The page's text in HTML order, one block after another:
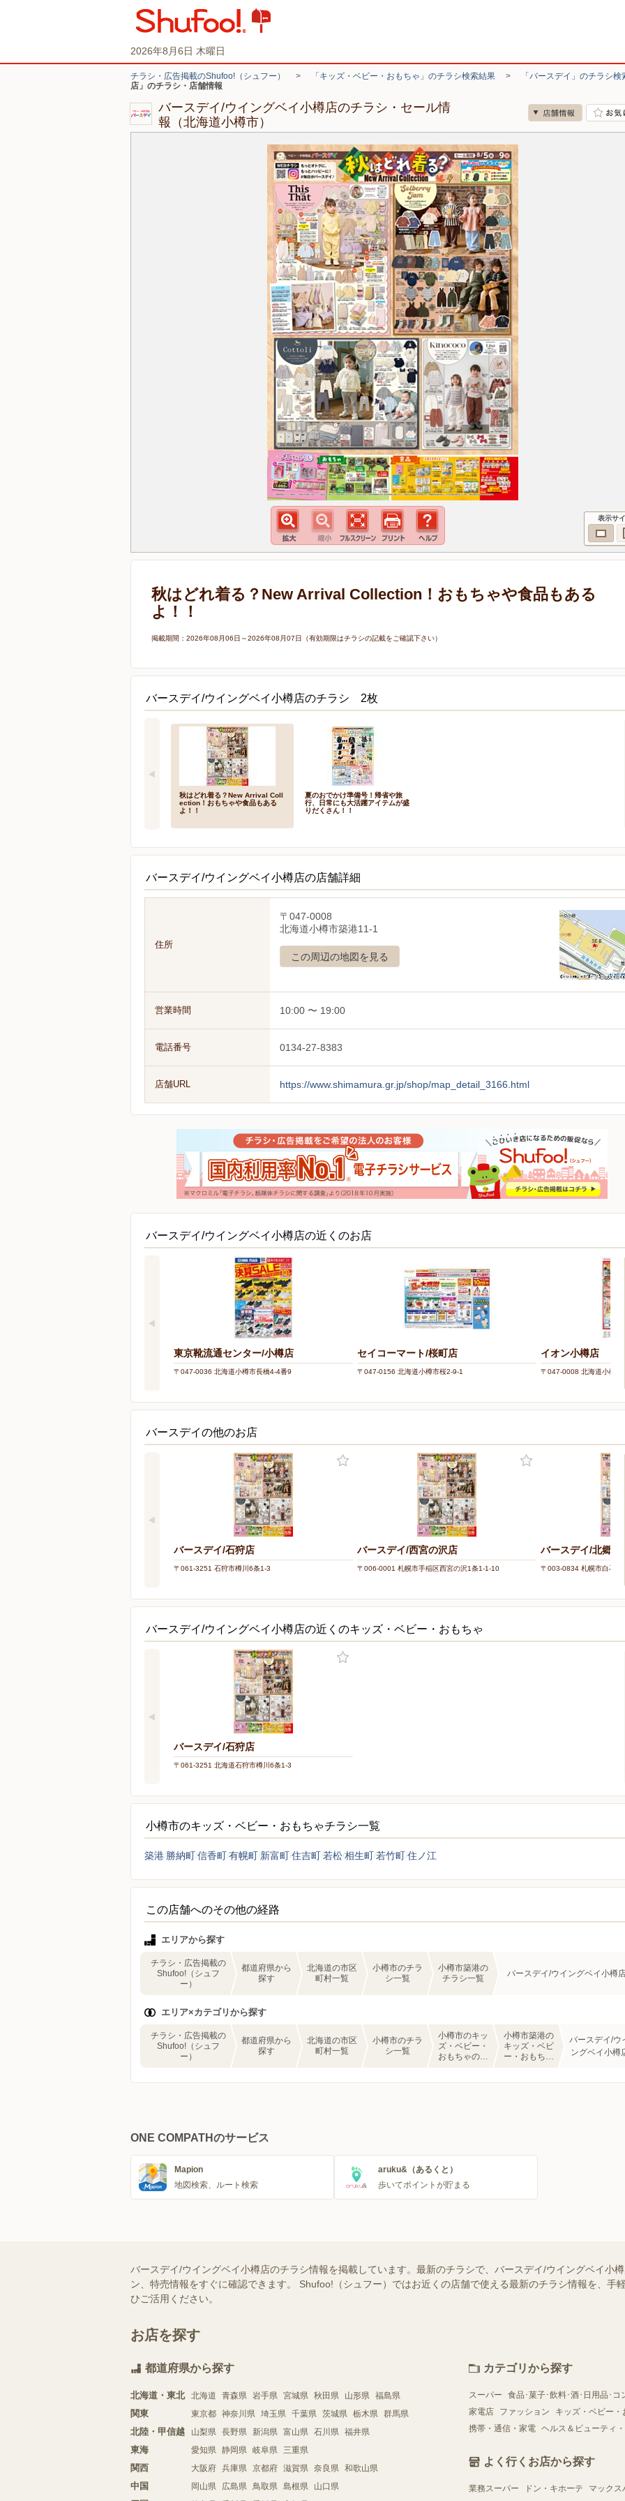
2026年8月6日 木曜日
チラシ・広告掲載のShufoo!（シュフー） > 「キッズ・ベビー・おもちゃ」のチラシ検索結果 > 「バースデイ」のチラシ検
店」のチラシ・店舗情報
バースデイ/ウイングベイ小樽店のチラシ・セール情
報（北海道小樽市）
表示サ
秋はどれ着る？New Arrival Collection！おもちゃや食品もある
よ！！
掲載期間：2026年08月06日～2026年08月07日（有効期限はチラシの記載をご確認下さい）
バースデイ/ウイングベイ小樽店のチラシ 2枚
秋はどれ着る？New Arrival Coll
ection！おもちゃや食品もある
よ！！
夏のおでかけ準備号！帰省や旅
行、日常にも大活躍アイテムが盛
りだくさん！！
バースデイ/ウイングベイ小樽店の店舗詳細
住所
〒047-0008
北海道小樽市築港11-1
この周辺の地図を見る
営業時間 10:00 〜 19:00
電話番号 0134-27-8383
店舗URL https://www.shimamura.gr.jp/shop/map_detail_3166.html
バースデイ/ウイングベイ小樽店の近くのお店
東京靴流通センター/小樽店
〒047-0036 北海道小樽市長橋4-4番9
セイコーマート/桜町店
〒047-0156 北海道小樽市桜2-9-1
イオン小樽店
〒047-0008 北海道小樽市
バースデイの他のお店
バースデイ/石狩店
〒061-3251 石狩市樽川6条1-3
バースデイ/西宮の沢店
〒006-0001 札幌市手稲区西宮の沢1条1-1-10
バースデイ/北郷店
〒003-0834 札幌市白石区
バースデイ/ウイングベイ小樽店の近くのキッズ・ベビー・おもちゃ
バースデイ/石狩店
〒061-3251 北海道石狩市樽川6条1-3
小樽市のキッズ・ベビー・おもちゃチラシ一覧
築港 勝納町信香町有幌町 新富町住吉町若松相生町若竹町住ノ江
この店舗へのその他の経路
エリアから探す
チラシ・広告掲載の
Shufoo!（シュフ
ー）
都道府県から
探す
北海道の市区
町村一覧
小樽市のチラ
シ一覧
小樽市築港の
チラシ一覧
バースデイ/ウイングベイ小樽
エリア×カテゴリから探す
チラシ・広告掲載の
Shufoo!（シュフ
ー）
都道府県から
探す
北海道の市区
町村一覧
小樽市のチラ
シ一覧
小樽市のキッ
ズ・ベビー・
おもちゃのチ
小樽市築港の
キッズ・ベビ
ー・おもちゃ
バースデイ/ウ
ングベイ小樽
ONE COMPATHのサービス
Mapion
地図検索、ルート検索
aruku&（あるくと）
歩いてポイントが貯まる
バースデイ/ウイングベイ小樽店のチラシ情報を掲載しています。最新のチラシで、バースデイ/ウイングベイ小
ン、特売情報をすぐに確認できます。 Shufoo!（シュフー）ではお近くの店舗で使える最新のチラシ情報を、手
ひご活用ください。
お店を探す
都道府県から探す
北海道・東北 北海道 青森県 岩手県 宮城県 秋田県 山形県 福島県
関東 東京都 神奈川県 埼玉県 千葉県 茨城県 栃木県 群馬県
北陸・甲信越 山梨県 長野県 新潟県 富山県 石川県 福井県
東海 愛知県 静岡県 岐阜県 三重県
関西 大阪府 兵庫県 京都府 滋賀県 奈良県 和歌山県
中国 岡山県 広島県 鳥取県 島根県 山口県
カテゴリから探す
スーパー 食品･菓子･飲料･酒･日用品･コ
家電店
ファッション キッズ・ベビー・
携帯・通信・家電 ヘルス＆ビューティ
よく行くお店から探す
業務スーパー ドン・キホーテ マックス